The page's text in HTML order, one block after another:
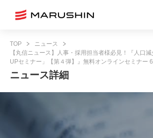
TOP
ニュース
【丸信ニュース】人事・採用担当者様必見！『人口
UPセミナー」【第４弾】』無料オンラインセミナー
ニュース詳細